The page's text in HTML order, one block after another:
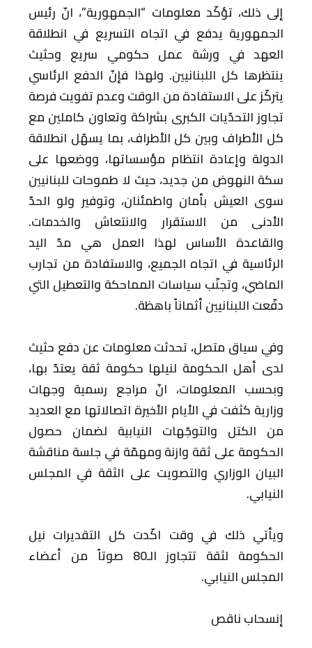
إلى ذلك، تؤكّد معلومات “الجمهورية”، انّ رئيس
الجمهورية يدفع في اتجاه التسريع في انطلاقة
العهد في ورشة عمل حكومي سريع وحثيث
ينتظرها كل اللبنانيين. ولهذا فإنّ الدفع الرئاسي
يتركّز على الاستفادة من الوقت وعدم تفويت فرصة
تجاوز التحدّيات الكبرى بشراكة وتعاون كاملين مع
كل الأطراف وبين كل الأطراف، بما يسهّل انطلاقة
الدولة وإعادة انتظام مؤسساتها، ووضعها على
سكة النهوض من جديد، حيث لا طموحات للبنانيين
سوى العيش بأمان واطمئنان، وتوفير ولو الحدّ
الأدنى من الاستقرار والانتعاش والخدمات.
والقاعدة الأساس لهذا العمل هي مدّ اليد
الرئاسية في اتجاه الجميع، والاستفادة من تجارب
الماضي، وتجنّب سياسات المماحكة والتعطيل التي
دفّعت اللبنانيين أثماناً باهظة.
وفي سياق متصل، تحدثت معلومات عن دفع حثيث
لدى أهل الحكومة لنيلها حكومة ثقة يعتدّ بها،
وبحسب المعلومات، انّ مراجع رسمية وجهات
وزارية كثفت في الأيام الأخيرة اتصالاتها مع العديد
من الكتل والتوجّهات النيابية لضمان حصول
الحكومة على ثقة وازنة ومهمّة في جلسة مناقشة
البيان الوزاري والتصويت على الثقة في المجلس
النيابي.
ويأتي ذلك في وقت اكّدت كل التقديرات نيل
الحكومة لثقة تتجاوز الـ80 صوتاً من أعضاء
المجلس النيابي.
إنسحاب ناقص